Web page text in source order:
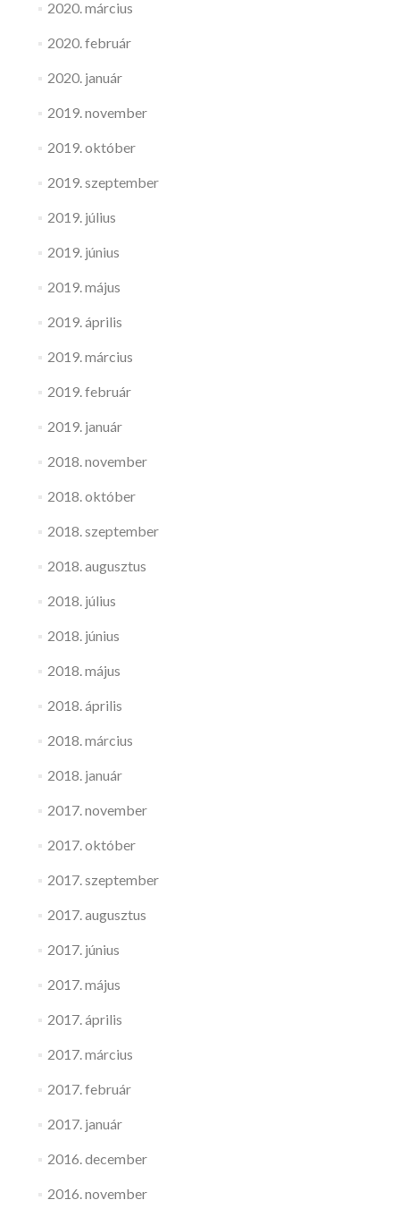
2020. március
2020. február
2020. január
2019. november
2019. október
2019. szeptember
2019. július
2019. június
2019. május
2019. április
2019. március
2019. február
2019. január
2018. november
2018. október
2018. szeptember
2018. augusztus
2018. július
2018. június
2018. május
2018. április
2018. március
2018. január
2017. november
2017. október
2017. szeptember
2017. augusztus
2017. június
2017. május
2017. április
2017. március
2017. február
2017. január
2016. december
2016. november